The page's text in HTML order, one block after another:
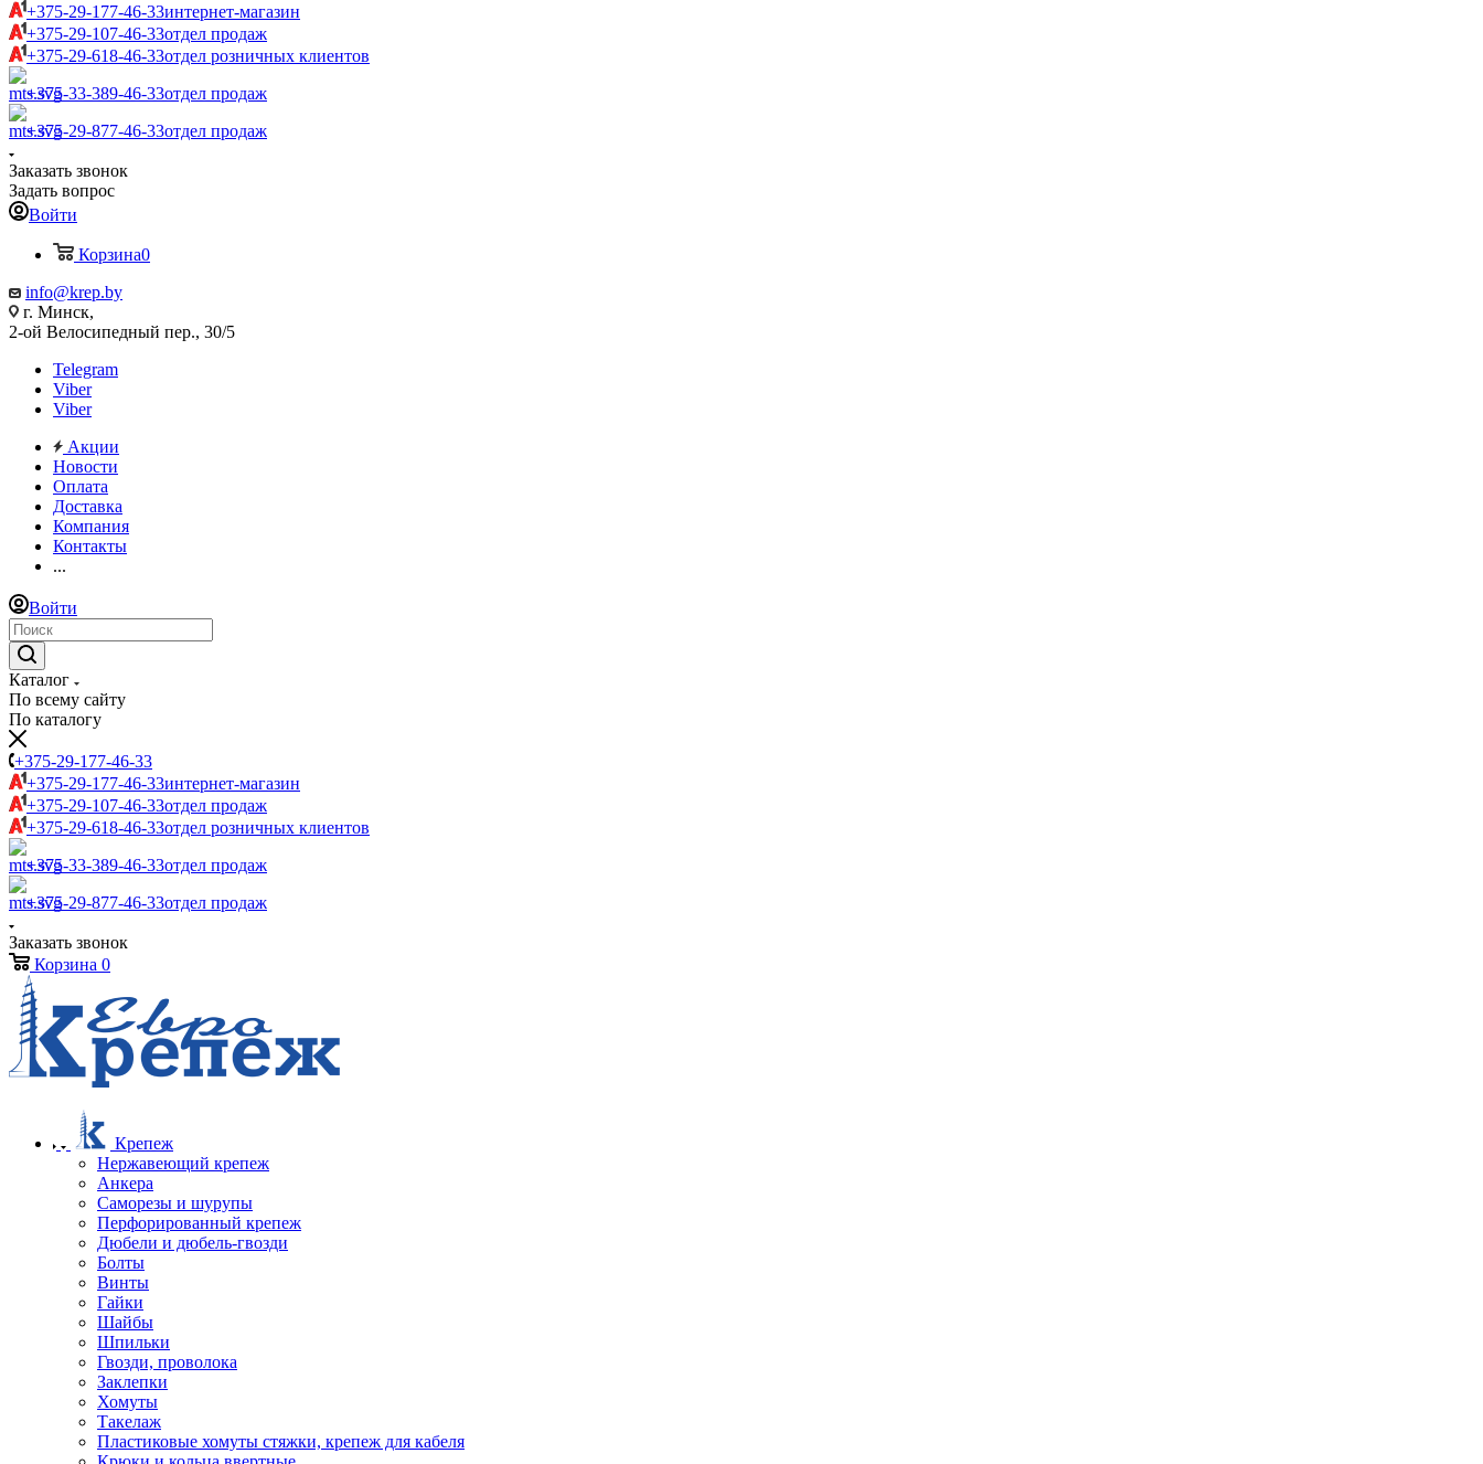
+375-29-177-46-33интернет-магазин
+375-29-107-46-33отдел продаж
+375-29-618-46-33отдел розничных клиентов
+375-33-389-46-33отдел продаж
+375-29-877-46-33отдел продаж
Заказать звонок
Задать вопрос
Войти
Корзина0
info@krep.by
г. Минск,
2-ой Велосипедный пер., 30/5
Telegram
Viber
Viber
Акции
Новости
Оплата
Доставка
Компания
Контакты
...
Войти
Каталог
По всему сайту
По каталогу
+375-29-177-46-33
+375-29-177-46-33интернет-магазин
+375-29-107-46-33отдел продаж
+375-29-618-46-33отдел розничных клиентов
+375-33-389-46-33отдел продаж
+375-29-877-46-33отдел продаж
Заказать звонок
Корзина 0
Крепеж
Нержавеющий крепеж
Анкера
Саморезы и шурупы
Перфорированный крепеж
Дюбели и дюбель-гвозди
Болты
Винты
Гайки
Шайбы
Шпильки
Гвозди, проволока
Заклепки
Хомуты
Такелаж
Пластиковые хомуты стяжки, крепеж для кабеля